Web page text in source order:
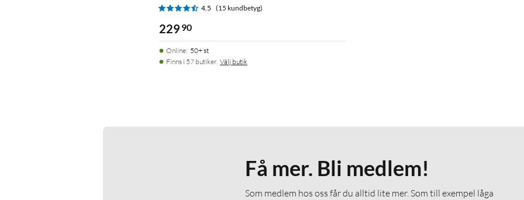
4.5 (15 kundbetyg)
229 90
Online: 50+ st
Finns i 57 butiker. Välj butik
Få mer. Bli medlem!
Som medlem hos oss får du alltid lite mer. Som till exempel låga